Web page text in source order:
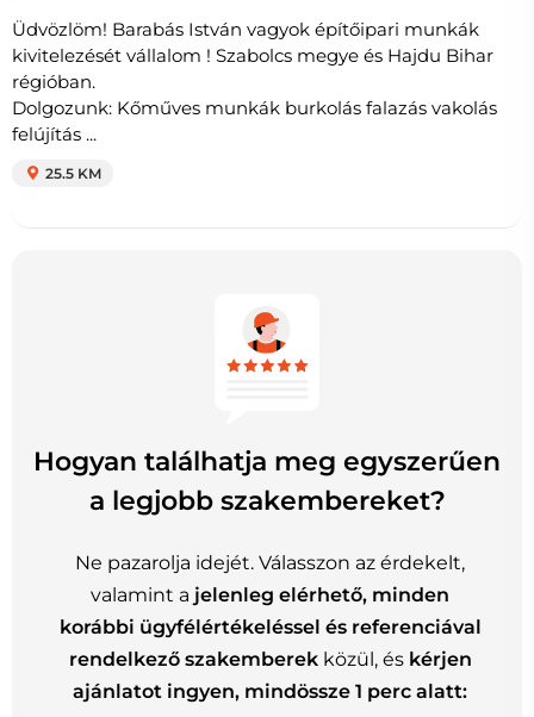
Üdvözlöm! Barabás István vagyok építőipari munkák
kivitelezését vállalom ! Szabolcs megye és Hajdu Bihar
régióban.
Dolgozunk: Kőműves munkák burkolás falazás vakolás
felújítás ...
25.5 KM
Hogyan találhatja meg egyszerűen
a legjobb szakembereket?
Ne pazarolja idejét. Válasszon az érdekelt,
valamint a jelenleg elérhető, minden
korábbi ügyfélértékeléssel és referenciával
rendelkező szakemberekközül, és kérjen
ajánlatot ingyen, mindössze 1 perc alatt: